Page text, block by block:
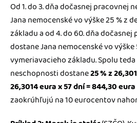
Od 1. do 3. dňa dočasnej pracovnej
Jana nemocenské vo výške 25 % z
základu a od 4. do 60. dňa
dostane Jana nemocenské vo výške
vymeriavacieho základu. Spolu
neschopnosti dostane25 % z
26,3014 eura x 57 dní = 844,30 eura
zaokrúhľujú na 10 eurocentov